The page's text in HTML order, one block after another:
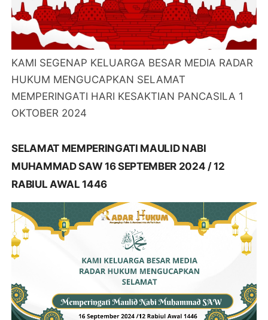
KAMI SEGENAP KELUARGA BESAR MEDIA RADAR
HUKUM MENGUCAPKAN SELAMAT
MEMPERINGATI HARI KESAKTIAN PANCASILA 1
OKTOBER 2024
SELAMAT MEMPERINGATI MAULID NABI
MUHAMMAD SAW 16 SEPTEMBER 2024 / 12
RABIUL AWAL 1446